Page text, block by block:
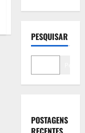
PESQUISAR
POSTAGENS